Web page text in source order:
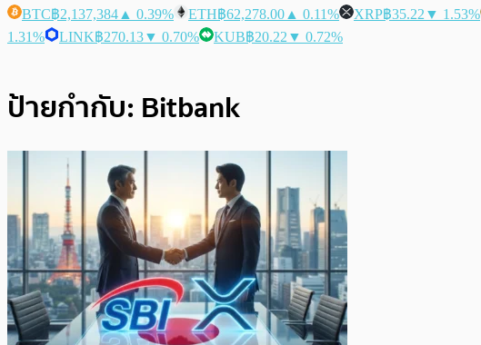
BTC฿2,137,384 ▲ 0.39% ETH฿62,278.00 ▲ 0.11% XRP฿35.22 ▼ 1.53%
1.31%
LINK฿270.13▼ 0.70% KUB฿20.22 ▼ 0.72%
ป้ายกำกับ: Bitbank